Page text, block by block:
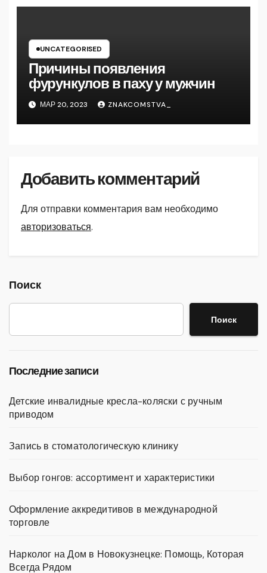
UNCATEGORISED
Причины появления
фурункулов в паху у мужчин
МАР 20, 2023 ZNAKCOMSTVA_
Добавить комментарий
Для отправки комментария вам необходимо
авторизоваться.
Поиск
Поиск
Последние записи
Детские инвалидные кресла-коляски с ручным
приводом
Запись в стоматологическую клинику
Выбор гонгов: ассортимент и характеристики
Оформление аккредитивов в международной
торговле
Нарколог на Дом в Новокузнецке: Помощь, Которая
Всегда Рядом